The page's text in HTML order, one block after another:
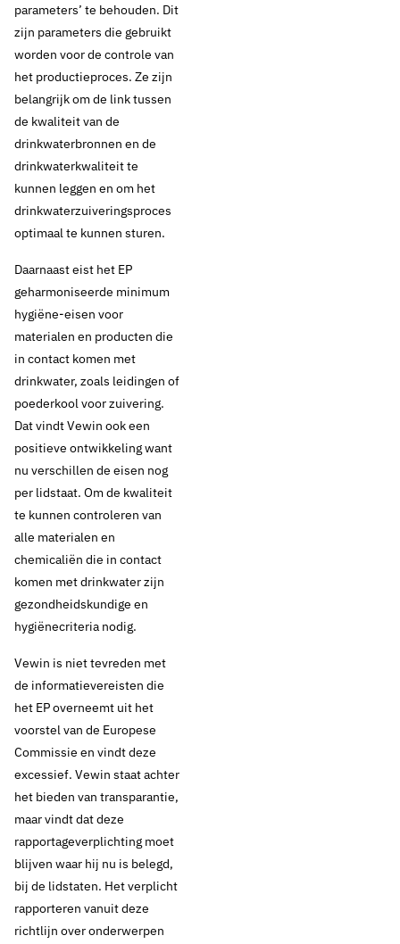
Waterkwaliteit rode
draad in stemming
Europees Parlement
over
Drinkwaterrichtlijn
30 oktober 2018 Nieuws
Thema's:
Drinkwaterkwaliteit
parameters’ te behouden. Dit
zijn parameters die gebruikt
worden voor de controle van
het productieproces. Ze zijn
belangrijk om de link tussen
de kwaliteit van de
drinkwaterbronnen en de
drinkwaterkwaliteit te
kunnen leggen en om het
drinkwaterzuiveringsproces
optimaal te kunnen sturen.
Daarnaast eist het EP
geharmoniseerde minimum
hygiëne-eisen voor
materialen en producten die
in contact komen met
drinkwater, zoals leidingen of
poederkool voor zuivering.
Dat vindt Vewin ook een
positieve ontwikkeling want
nu verschillen de eisen nog
per lidstaat. Om de kwaliteit
te kunnen controleren van
alle materialen en
chemicaliën die in contact
komen met drinkwater zijn
gezondheidskundige en
hygiënecriteria nodig.
Vewin is niet tevreden met
de informatievereisten die
het EP overneemt uit het
voorstel van de Europese
Commissie en vindt deze
excessief. Vewin staat achter
het bieden van transparantie,
maar vindt dat deze
rapportageverplichting moet
blijven waar hij nu is belegd,
bij de lidstaten. Het verplicht
rapporteren vanuit deze
richtlijn over onderwerpen